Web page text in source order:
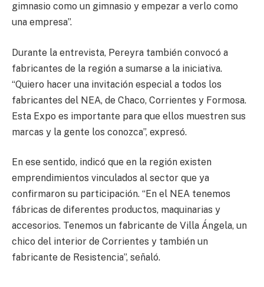
gimnasio como un gimnasio y empezar a verlo como
una empresa”.
Durante la entrevista, Pereyra también convocó a
fabricantes de la región a sumarse a la iniciativa.
“Quiero hacer una invitación especial a todos los
fabricantes del NEA, de Chaco, Corrientes y Formosa.
Esta Expo es importante para que ellos muestren sus
marcas y la gente los conozca”, expresó.
En ese sentido, indicó que en la región existen
emprendimientos vinculados al sector que ya
confirmaron su participación. “En el NEA tenemos
fábricas de diferentes productos, maquinarias y
accesorios. Tenemos un fabricante de Villa Ángela, un
chico del interior de Corrientes y también un
fabricante de Resistencia”, señaló.